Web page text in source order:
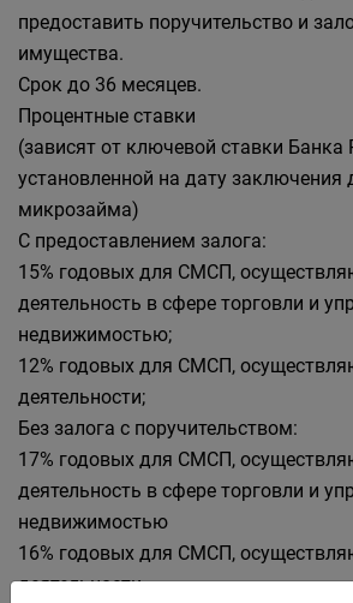
предоставить поручительство и
имущества.
Срок до 36 месяцев.
Процентные ставки
(зависят от ключевой ставки Банка
установленной на дату заключения
микрозайма)
С предоставлением залога:
15% годовых для СМСП,
деятельность в сфере торговли и
недвижимостью;
12% годовых для СМСП,
деятельности;
Без залога с поручительством:
17% годовых для СМСП,
деятельность в сфере торговли и
недвижимостью
16% годовых для СМСП,
деятельности